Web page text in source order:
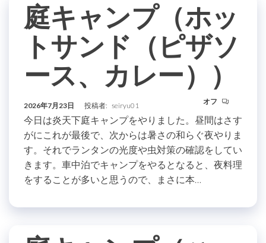
庭キャンプ（ホッ
トサンド（ピザソ
ース、カレー））
2026年7月23日 投稿者: seiryu01 オフ
今日は炎天下庭キャンプをやりました。昼間はさす
がにこれが最後で、次からは暑さの和らぐ夜やりま
す。それでランタンの光度や虫対策の確認をしてい
きます。車中泊でキャンプをやるとなると、夜料理
をすることが多いと思うので、まさに本…